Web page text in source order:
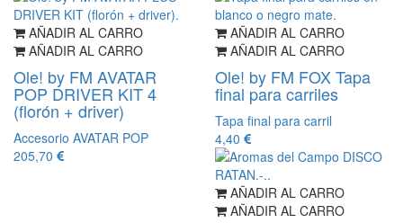
AÑADIR AL CARRO
AÑADIR AL CARRO
Ole! by FM AVATAR
POP DRIVER KIT 4
(florón + driver)
Accesorio AVATAR POP
205,70
AÑADIR AL CARRO
AÑADIR AL CARRO
Ole! by FM FOX Tapa
final para carriles
Tapa final para carril
4,40
AÑADIR AL CARRO
AÑADIR AL CARRO